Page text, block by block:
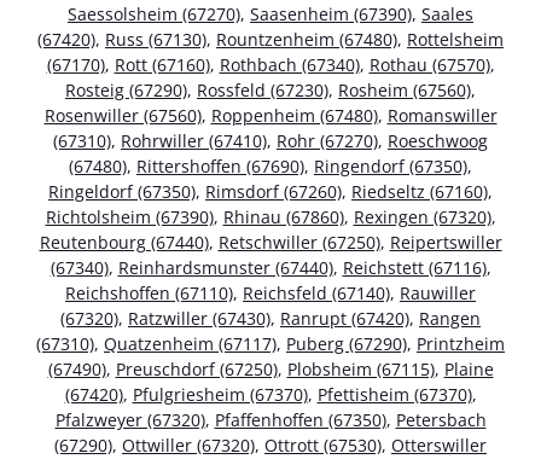
Saessolsheim (67270), Saasenheim (67390), Saales
(67420), Russ (67130), Rountzenheim (67480), Rottelsheim
(67170), Rott (67160), Rothbach (67340), Rothau (67570),
Rosteig (67290), Rossfeld (67230), Rosheim (67560),
Rosenwiller (67560), Roppenheim (67480), Romanswiller
(67310), Rohrwiller (67410), Rohr (67270), Roeschwoog
(67480), Rittershoffen (67690), Ringendorf (67350),
Ringeldorf (67350), Rimsdorf (67260), Riedseltz (67160),
Richtolsheim (67390), Rhinau (67860), Rexingen (67320),
Reutenbourg (67440), Retschwiller (67250), Reipertswiller
(67340), Reinhardsmunster (67440), Reichstett (67116),
Reichshoffen (67110), Reichsfeld (67140), Rauwiller
(67320), Ratzwiller (67430), Ranrupt (67420), Rangen
(67310), Quatzenheim (67117), Puberg (67290), Printzheim
(67490), Preuschdorf (67250), Plobsheim (67115), Plaine
(67420), Pfulgriesheim (67370), Pfettisheim (67370),
Pfalzweyer (67320), Pfaffenhoffen (67350), Petersbach
(67290), Ottwiller (67320), Ottrott (67530), Otterswiller